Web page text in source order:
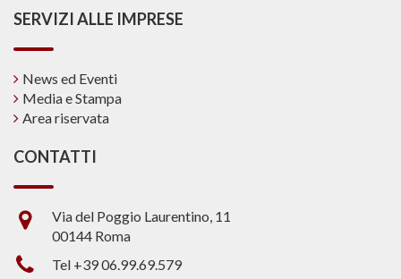
SERVIZI ALLE IMPRESE
News ed Eventi
Media e Stampa
Area riservata
CONTATTI
Via del Poggio Laurentino, 11
00144 Roma
Tel +39 06.99.69.579